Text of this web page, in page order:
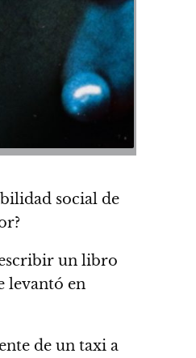
social de
un libro
levantó en
de un taxi a